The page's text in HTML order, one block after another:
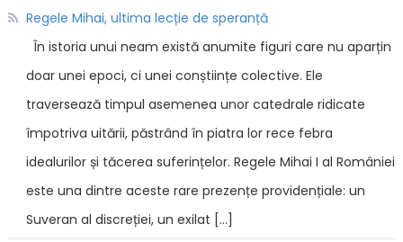
Regele Mihai, ultima lecție de speranță
În istoria unui neam există anumite figuri care nu aparțin
doar unei epoci, ci unei conștiințe colective. Ele
traversează timpul asemenea unor catedrale ridicate
împotriva uitării, păstrând în piatra lor rece febra
idealurilor și tăcerea suferințelor. Regele Mihai I al României
este una dintre aceste rare prezențe providențiale: un
Suveran al discreției, un exilat […]